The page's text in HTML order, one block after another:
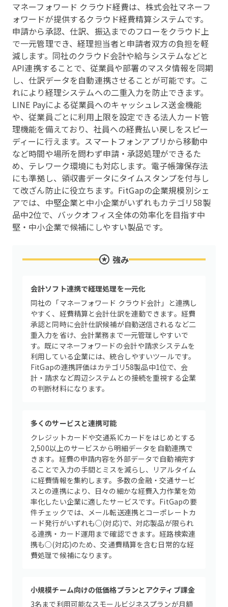
マネーフォワード クラウド経費は、株式会社マネーフ
ォワードが提供するクラウド経費精算システムです。
申請から承認、仕訳、振込までのフローをクラウド上
で一元管理でき、経理担当者と申請者双方の負担を軽
減します。同社のクラウド会計や給与システムなどと
API連携することで、従業員や部署のマスタ情報を同期
し、仕訳データを自動連携させることが可能です。こ
れにより経理システムへの二重入力を防止できます。
LINE Payによる従業員へのキャッシュレス送金機能
や、従業員ごとに利用上限を設定できる法人カード管
理機能を備えており、社員への経費払い戻しをスピー
ディーに行えます。スマートフォンアプリから移動中
など時間や場所を問わず申請・承認処理ができるた
め、テレワーク環境にも対応します。電子帳簿保存法
にも準拠し、領収書データにタイムスタンプを付与し
て改ざん防止に役立ちます。FitGapの企業規模別シェ
アでは、中堅企業と中小企業がいずれもカテゴリ58製
品中2位で、バックオフィス全体の効率化を目指す中
堅・中小企業で候補にしやすい製品です。
強み
会計ソフト連携で経理処理を一元化
同社の「マネーフォワード クラウド会計」と連携し
やすく、経費精算と会計仕訳を連動できます。経費
承認と同時に会計仕訳候補が自動送信されるなど二
重入力を省け、会計業務まで一元管理しやすいで
す。既にマネーフォワードの会計や請求システムを
利用している企業には、統合しやすいツールです。
FitGapの連携評価はカテゴリ58製品中1位で、会
計・請求など周辺システムとの接続を重視する企業
の判断材料になります。
多くのサービスと連携可能
クレジットカードや交通系ICカードをはじめとする
2,500以上のサービスから明細データを自動連携で
きます。経費の申請内容を外部データで自動補完す
ることで入力の手間とミスを減らし、リアルタイム
に経費情報を集約します。多数の金融・交通サービ
スとの連携により、日々の細かな経費入力作業を効
率化したい企業に適したサービスです。FitGapの要
件チェックでは、メール転送連携とコーポレートカ
ード発行がいずれも○(対応)で、対応製品が限られ
る連携・カード運用まで確認できます。経路検索連
携も○(対応)のため、交通費精算を含む日常的な経
費処理で候補になります。
小規模チーム向けの低価格プランとアクティブ課金
3名まで利用可能なスモールビジネスプランが月額